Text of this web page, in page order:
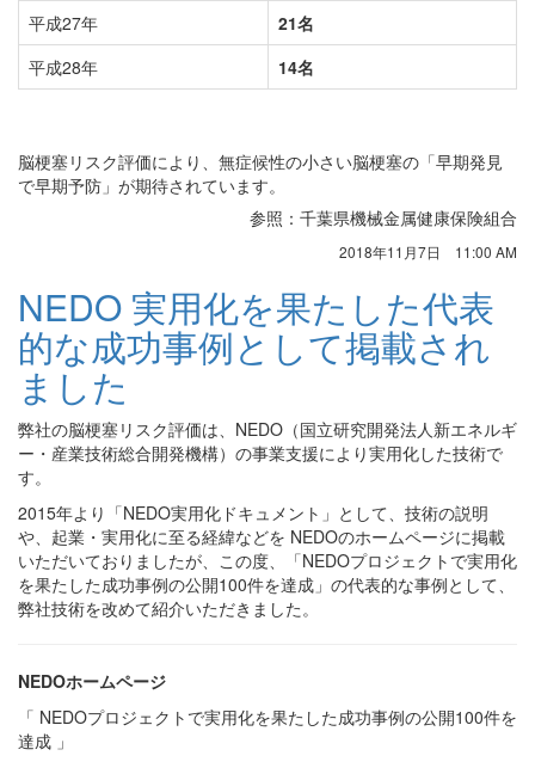
平成27年
21名
平成28年
14名
脳梗塞リスク評価により、無症候性の小さい脳梗塞の「早期発見
で早期予防」が期待されています。
参照：千葉県機械金属健康保険組合
2018年11月7日 11:00 AM
NEDO 実用化を果たした代表
的な成功事例として掲載され
ました
弊社の脳梗塞リスク評価は、NEDO（国立研究開発法人新エネルギ
ー・産業技術総合開発機構） の事業支援により実用化した技術で
す。
2015年より「NEDO実用化ドキュメント」として、技術の説明
や、起業・実用化に至る経緯などを NEDOのホームページに掲載
いただいておりましたが、この度、「NEDOプロジェクトで実用化
を果たした成功事例の公開100件を達成」の代表的な事例として、
弊社技術を改めて紹介いただきました。
NEDOホームページ
「 NEDOプロジェクトで実用化を果たした成功事例の公開100件を
達成 」